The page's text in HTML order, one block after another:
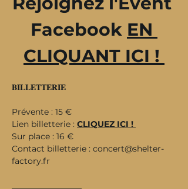
Facebook EN
CLIQUANT ICI !
𝐁𝐈𝐋𝐋𝐄𝐓𝐓𝐄𝐑𝐈𝐄
Prévente : 15 €
Lien billetterie : CLIQUEZ ICI !
Sur place : 16 €
Contact billetterie : concert@shelter-
factory.fr